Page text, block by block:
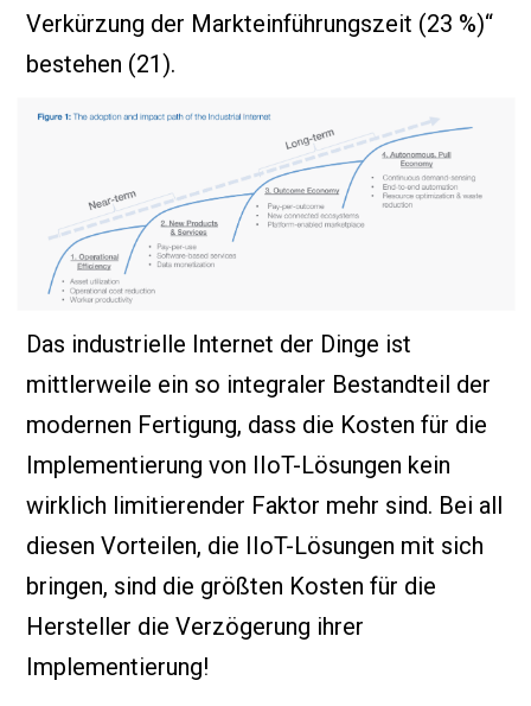
Verkürzung der Markteinführungszeit (23 %)“
bestehen (21).
Das industrielle Internet der Dinge ist
mittlerweile ein so integraler Bestandteil der
modernen Fertigung, dass die Kosten für die
Implementierung von IIoT-Lösungen kein
wirklich limitierender Faktor mehr sind. Bei all
diesen Vorteilen, die IIoT-Lösungen mit sich
bringen, sind die größten Kosten für die
Hersteller die Verzögerung ihrer
Implementierung!